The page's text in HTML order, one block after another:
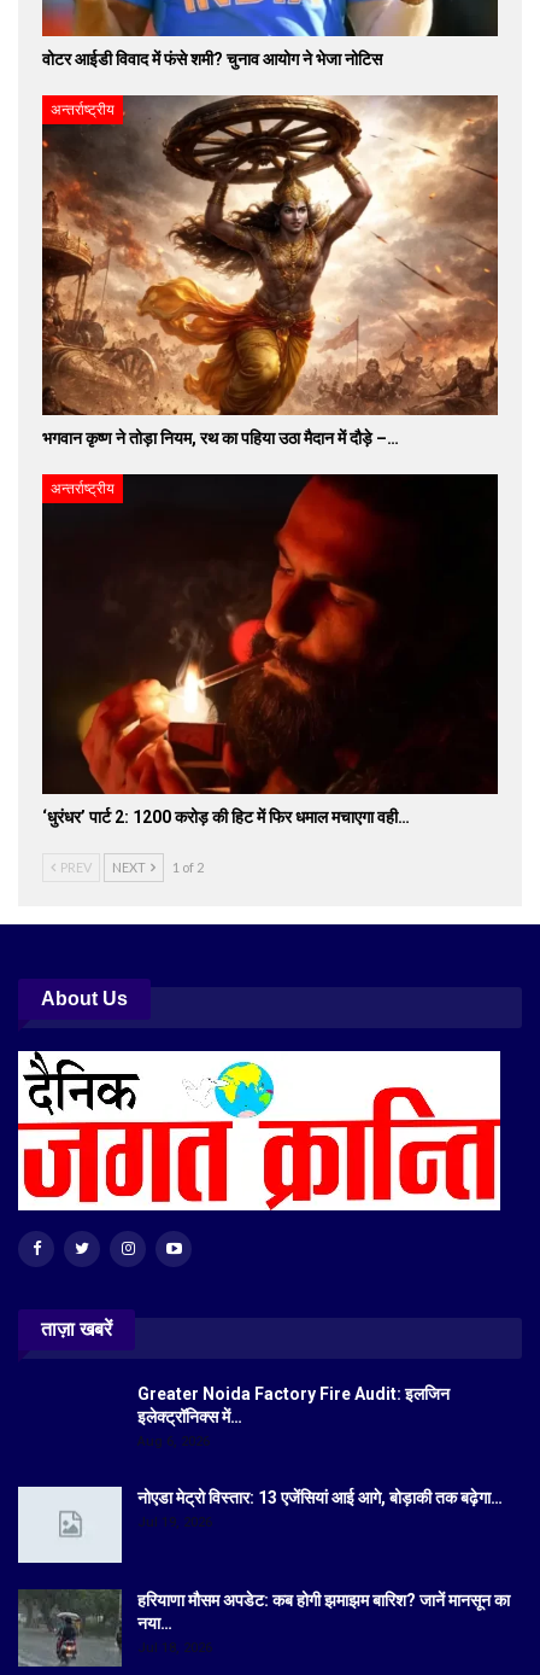
वोटर आईडी विवाद में फंसे शमी? चुनाव आयोग ने भेजा नोटिस
अन्तर्राष्ट्रीय
भगवान कृष्ण ने तोड़ा नियम, रथ का पहिया उठा मैदान में दौड़े –…
अन्तर्राष्ट्रीय
‘धुरंधर’ पार्ट 2: 1200 करोड़ की हिट में फिर धमाल मचाएगा वही…
PREV NEXT 1 of 2
About Us
ताज़ा खबरें
Greater Noida Factory Fire Audit: इलजिन
इलेक्ट्रॉनिक्स में…
Aug 6, 2026
नोएडा मेट्रो विस्तार: 13 एजेंसियां आई आगे, बोड़ाकी तक बढ़ेगा…
Jul 19, 2026
हरियाणा मौसम अपडेट: कब होगी झमाझम बारिश? जानें मानसून का
नया…
Jul 18, 2026